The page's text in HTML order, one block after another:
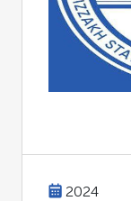
2024